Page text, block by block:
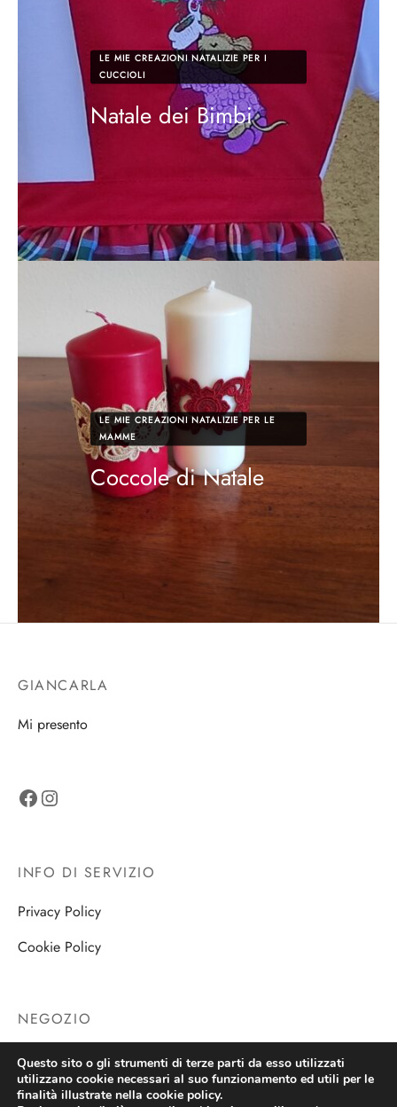
LE MIE CREAZIONI NATALIZIE PER I
CUCCIOLI
Natale dei Bimbi
LE MIE CREAZIONI NATALIZIE PER LE
MAMME
Coccole di Natale
GIANCARLA
Mi presento
Facebook
INFO DI SERVIZIO
Privacy Policy
Cookie Policy
NEGOZIO
Negozio
Questo sito o gli strumenti di terze parti da esso utilizzati
utilizzano cookie necessari al suo funzionamento ed utili per le
finalità illustrate nella cookie policy.